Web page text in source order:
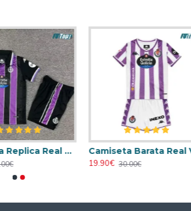
Camiseta Replica Real Valladolid Visitante 2025/26 Niño con Parche La Liga
19.90€ 30.00€
31.00€
23.90€ 31.00€